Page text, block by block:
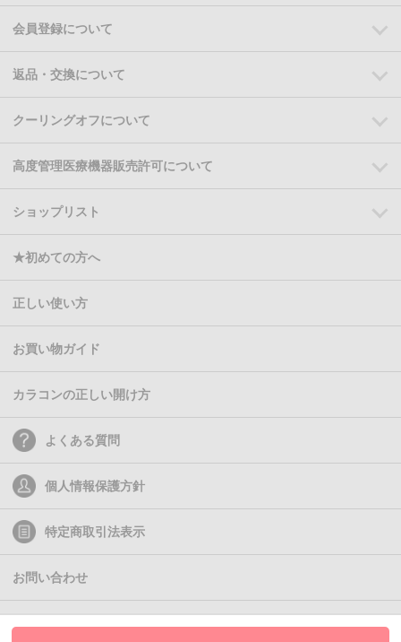
会員登録について
返品・交換について
クーリングオフについて
高度管理医療機器販売許可について
ショップリスト
★初めての方へ
正しい使い方
お買い物ガイド
カラコンの正しい開け方
よくある質問
個人情報保護方針
特定商取引法表示
お問い合わせ